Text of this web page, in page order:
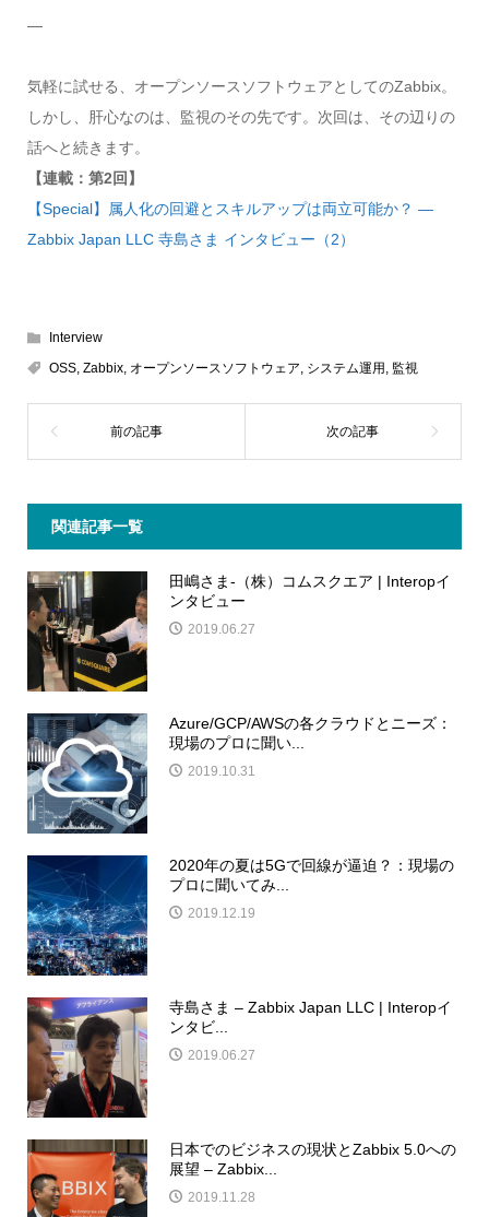
―
気軽に試せる、オープンソースソフトウェアとしてのZabbix。
しかし、肝心なのは、監視のその先です。次回は、その辺りの
話へと続きます。
【連載：第2回】
【Special】属人化の回避とスキルアップは両立可能か？ ―
Zabbix Japan LLC 寺島さま インタビュー（2）
Interview
OSS, Zabbix, オープンソースソフトウェア, システム運用 , 監視
関連記事一覧
田嶋さま-（株）コムスクエア | Interopイ
ンタビュー
2019.06.27
Azure/GCP/AWSの各クラウドとニーズ：
現場のプロに聞い...
2019.10.31
2020年の夏は5Gで回線が逼迫？：現場の
プロに聞いてみ...
2019.12.19
寺島さま – Zabbix Japan LLC | Interopイ
ンタビ...
2019.06.27
日本でのビジネスの現状とZabbix 5.0への
展望 – Zabbix...
2019.11.28